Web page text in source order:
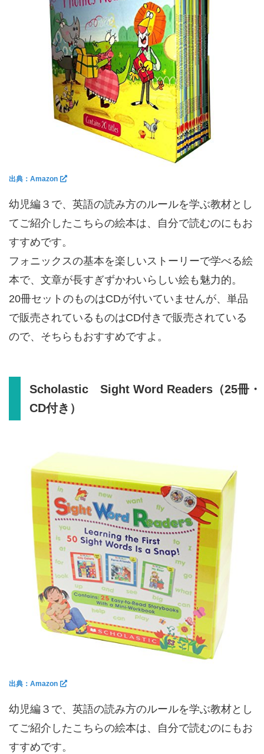
出典：Amazon
幼児編３で、英語の読み方のルールを学ぶ教材とし
てご紹介したこちらの絵本は、自分で読むのにもお
すすめです。
フォニックスの基本を楽しいストーリーで学べる絵
本で、文章が長すぎずかわいらしい絵も魅力的。
20冊セットのものはCDが付いていませんが、単品
で販売されているものはCD付きで販売されている
ので、そちらもおすすめですよ。
Scholastic Sight Word Readers（25冊・
CD付き）
出典：Amazon
幼児編３で、英語の読み方のルールを学ぶ教材とし
てご紹介したこちらの絵本は、自分で読むのにもお
すすめです。